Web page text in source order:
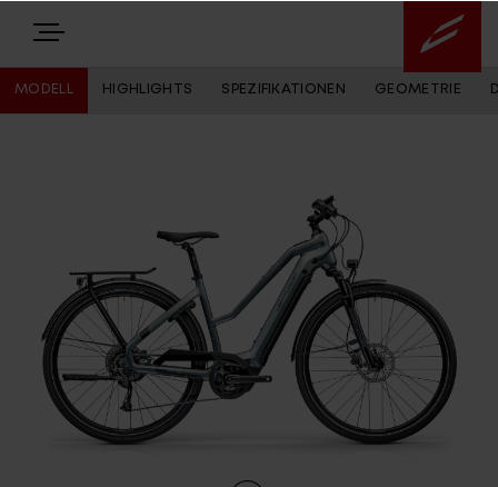
EQUIPMENT
Highlights
MODELL HIGHLIGHTS SPEZIFIKATIONEN GEOMETRIE